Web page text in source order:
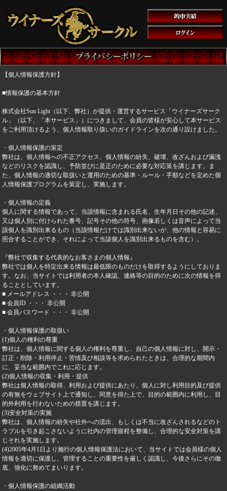
【個人情報保護方針】
■情報保護の基本方針
株式会社Sun Light（以下、弊社）が提供・運営するサービス「ウイナーズサーク
ル」（以下、「本サービス」）につきまして、会員の皆様が安心して本サービス
をご利用頂けるよう、個人情報取り扱いのガイドラインを次の通り設けました。
・個人情報保護の策定
弊社は、個人情報への不正アクセス、個人情報の紛失、破壊、改ざんおよび漏洩
などのリスクを認識し、予防並びに是正のために必要な対応策を講じます。ま
た、個人情報の適切な取扱いと運用のための基準・ルール・手順などを定めた個
人情報保護プログラムを策定し、実施します。
・個人情報の定義
個人に関する情報であって、当該情報に含まれる氏名、生年月日その他の記述、
又は個人別に付けられた番号、記号その他の符号、画像若しくは音声によって当
該個人を識別出来るもの（当該情報だけでは識別出来ないが、他の情報と容易に
照合することができ、それによって当該個人を識別出来るものを含む）。
『弊社で収集する代表的なお客さまの個人情報』
弊社では個人を特定出来る情報は最低限のものだけを取得するようにしておりま
す。なお、当サイトでは利用者の本人確認、連絡等の目的のために次の情報を得
ることとしています。
■ メールアドレス ・・・ 非公開
■ 会員ID ・・・ 非公開
■ 会員パスワード ・・・ 非公開
・個人情報保護の取扱い
(1)個人の権利の尊重
弊社は、個人情報に関する個人の権利を尊重し、自己の個人情報に対し、開示・
訂正・削除・利用停止・苦情及び相談等を求められたときは、合理的な期間内
に、妥当な範囲内でこれに応じます。
(2)個人情報の収集・利用・提供
弊社は個人情報の取得、利用および提供にあたり、個人に対し利用目的及び提供
の有無をウェブサイト上で通知し、同意を得た上で、目的の範囲内に利用し、目
的外利用を行わないための措置を講じます。
(3)安全対策の実施
弊社は、個人情報の紛失や社外への流出、もしくは不当に改ざんされるなどのト
ラブルを引き起こさないように社内の管理規程を整備し、合理的な安全対策を講
じそれを実施します。
(4)2005年4月1日より施行の個人情報保護法において、当サイトでは会員様の個人
情報を適切に保護し、管理することの重要性を厳しく認識し、今後さらにその徹
底、強化に努めてまいります。
・個人情報保護の組織活動